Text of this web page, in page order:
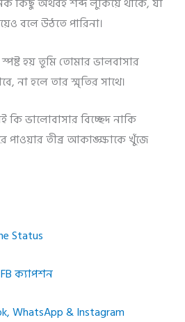
বলে উঠতে পারিনা।
হয় তুমি তোমার ভালবাসার
না হলে তার স্মৃতির সাথে।
কি ভালোবাসার বিচ্ছেদ নাকি
পাওয়ার তীব্র আকাঙ্ক্ষাকে খুঁজে
Status
ক্যাপশন
WhatsApp & Instagram